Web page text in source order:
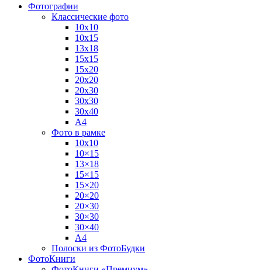
Фотографии
Классические фото
10х10
10х15
13х18
15х15
15х20
20х20
20х30
30х30
30х40
А4
Фото в рамке
10х10
10×15
13×18
15×15
15×20
20×20
20×30
30×30
30×40
A4
Полоски из ФотоБудки
ФотоКниги